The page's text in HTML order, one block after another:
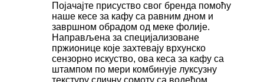
Појачајте присуство свог бренда помоћу
наше кесе за кафу са равним дном и
завршном обрадом од меке фолије.
Направљена за специјализоване
пржионице које захтевају врхунско
сензорно искуство, ова кеса за кафу са
штампом по мери комбинује луксузну